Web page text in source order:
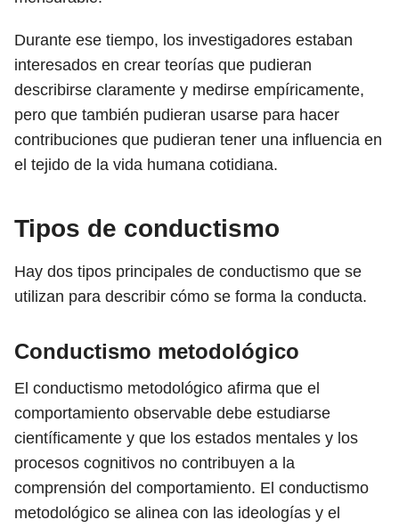
Durante ese tiempo, los investigadores estaban
interesados ​​en crear teorías que pudieran
describirse claramente y medirse empíricamente,
pero que también pudieran usarse para hacer
contribuciones que pudieran tener una influencia en
el tejido de la vida humana cotidiana.
Tipos de conductismo
Hay dos tipos principales de conductismo que se
utilizan para describir cómo se forma la conducta.
Conductismo metodológico
El conductismo metodológico afirma que el
comportamiento observable debe estudiarse
científicamente y que los estados mentales y los
procesos cognitivos no contribuyen a la
comprensión del comportamiento. El conductismo
metodológico se alinea con las ideologías y el